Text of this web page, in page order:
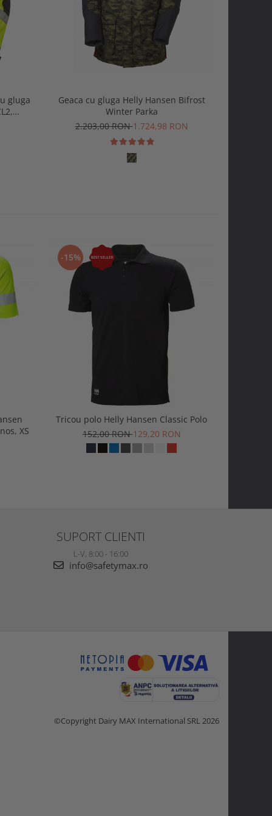
gluga
Geaca cu gluga Helly Hansen Bifrost
Winter Parka
2.203,00 RON1.724,98 RON
XS
-15%
Tricou polo Helly Hansen Classic Polo
152,00 RON129,20 RON
SUPORT CLIENTI
L-V, 8:00 - 16:00
info@safetymax.ro
©Copyright Dairy MAX International SRL 2026